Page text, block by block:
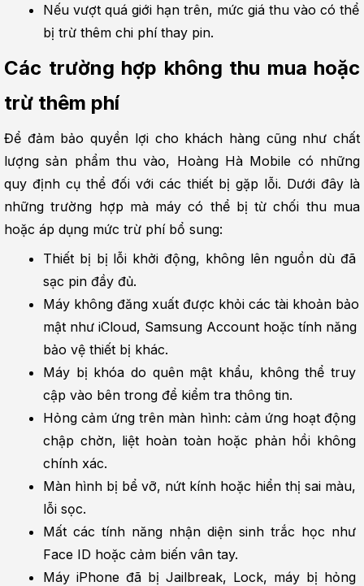
Nếu vượt quá giới hạn trên, mức giá thu vào có thể
bị trừ thêm chi phí thay pin.
Các trường hợp không thu mua hoặc
trừ thêm phí
Để đảm bảo quyền lợi cho khách hàng cũng như chất
lượng sản phẩm thu vào, Hoàng Hà Mobile có những
quy định cụ thể đối với các thiết bị gặp lỗi. Dưới đây là
những trường hợp mà máy có thể bị từ chối thu mua
hoặc áp dụng mức trừ phí bổ sung:
Thiết bị bị lỗi khởi động, không lên nguồn dù đã
sạc pin đầy đủ.
Máy không đăng xuất được khỏi các tài khoản bảo
mật như iCloud, Samsung Account hoặc tính năng
bảo vệ thiết bị khác.
Máy bị khóa do quên mật khẩu, không thể truy
cập vào bên trong để kiểm tra thông tin.
Hỏng cảm ứng trên màn hình: cảm ứng hoạt động
chập chờn, liệt hoàn toàn hoặc phản hồi không
chính xác.
Màn hình bị bể vỡ, nứt kính hoặc hiển thị sai màu,
lỗi sọc.
Mất các tính năng nhận diện sinh trắc học như
Face ID hoặc cảm biến vân tay.
Máy iPhone đã bị Jailbreak, Lock, máy bị hỏng